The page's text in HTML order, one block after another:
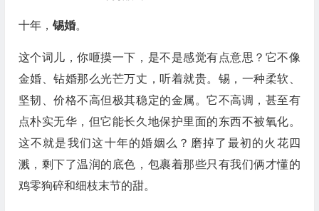
十年， 锡婚。
这个词儿，你咂摸一下，是不是感觉有点意思？它不像
金婚、钻婚那么光芒万丈，听着就贵。锡，一种柔软、
坚韧、价格不高但极其稳定的金属。它不高调，甚至有
点朴实无华，但它能长久地保护里面的东西不被氧化。
这不就是我们这十年的婚姻么？磨掉了最初的火花四
溅，剩下了温润的底色，包裹着那些只有我们俩才懂的
鸡零狗碎和细枝末节的甜。